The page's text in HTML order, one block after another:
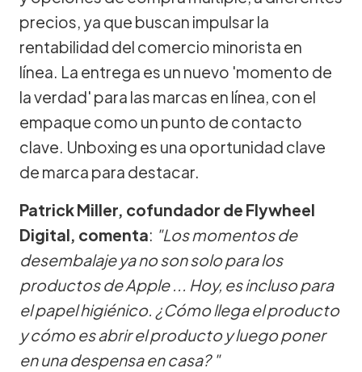
precios, ya que buscan impulsar la
rentabilidad del comercio minorista en
línea. La entrega es un nuevo 'momento de
la verdad' para las marcas en línea, con el
empaque como un punto de contacto
clave. Unboxing es una oportunidad clave
de marca para destacar.
Patrick Miller, cofundador de Flywheel
Digital, comenta: "Los momentos de
desembalaje ya no son solo para los
productos de Apple ... Hoy, es incluso para
el papel higiénico. ¿Cómo llega el producto
y cómo es abrir el producto y luego poner
en una despensa en casa? "